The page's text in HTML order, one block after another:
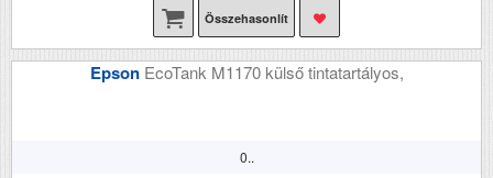
Összehasonlít
Epson EcoTank M1170 külső tintatartályos,
0..